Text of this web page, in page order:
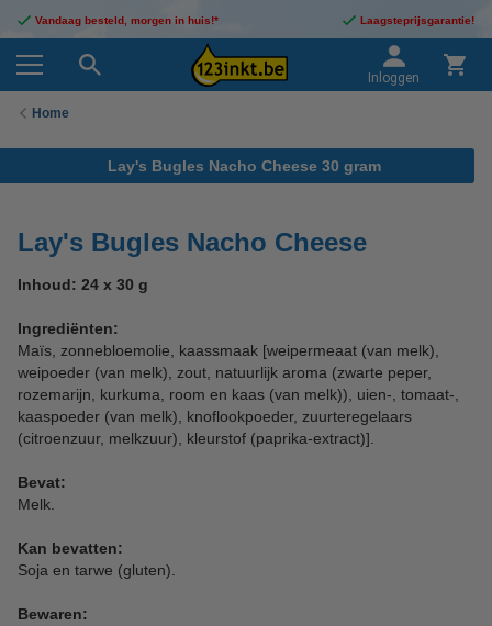
Vandaag besteld, morgen in huis!* Laagsteprijsgarantie!
Inloggen
Home
Lay's Bugles Nacho Cheese 30 gram
Lay's Bugles Nacho Cheese
Inhoud: 24 x 30 g
Ingrediënten:
Maïs, zonnebloemolie, kaassmaak [weipermeaat (van melk),
weipoeder (van melk), zout, natuurlijk aroma (zwarte peper,
rozemarijn, kurkuma, room en kaas (van melk)), uien-, tomaat-,
kaaspoeder (van melk), knoflookpoeder, zuurteregelaars
(citroenzuur, melkzuur), kleurstof (paprika-extract)].
Bevat:
Melk.
Kan bevatten:
Soja en tarwe (gluten).
Bewaren: